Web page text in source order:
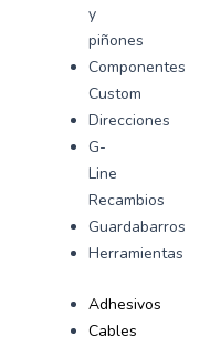
y
piñones
Componentes
Custom
Direcciones
G-
Line
Recambios
Guardabarros
Herramientas
Adhesivos
Cables